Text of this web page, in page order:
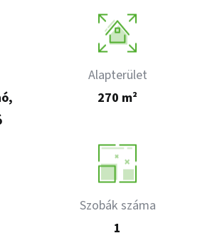
Alapterület
270 m²
Szobák száma
1